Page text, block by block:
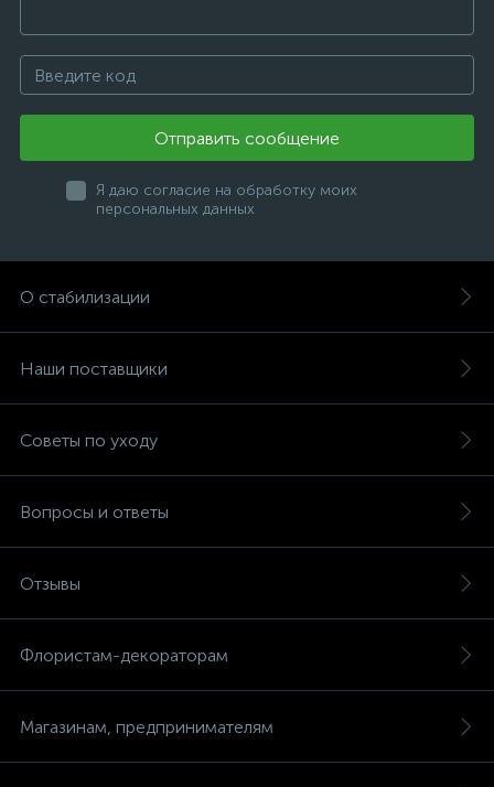
Отправить сообщение
Я даю согласие на обработку моих
персональных данных
О стабилизации
Наши поставщики
Советы по уходу
Вопросы и ответы
Отзывы
Флористам-декораторам
Магазинам, предпринимателям